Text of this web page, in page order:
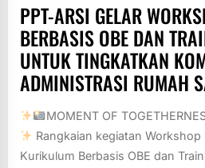
PPT-ARSI GELAR
BERBASIS OBE DAN
UNTUK TINGKATKAN
ADMINISTRASI RUMAH
MOMENT OF
Rangkaian kegiatan
Kurikulum Berbasis OBE dan